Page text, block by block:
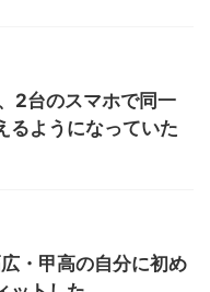
2台のスマホで同一
るようになっていた
・甲高の自分に初め